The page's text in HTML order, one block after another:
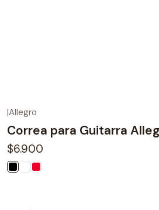
|Allegro
Correa para Guitarra
$6.900